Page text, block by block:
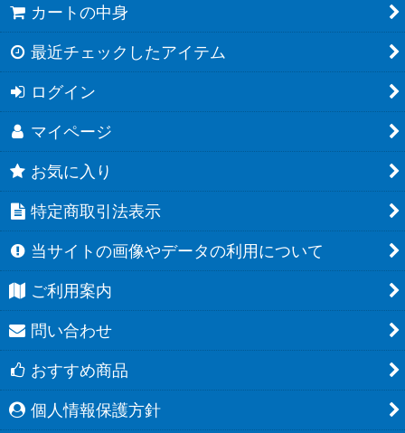
カートの中身
最近チェックしたアイテム
ログイン
マイページ
お気に入り
特定商取引法表示
当サイトの画像やデータの利用について
ご利用案内
問い合わせ
おすすめ商品
個人情報保護方針